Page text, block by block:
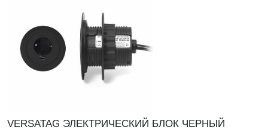
VERSATAG ЭЛЕКТРИЧЕСКИЙ БЛОК ЧЕРНЫЙ